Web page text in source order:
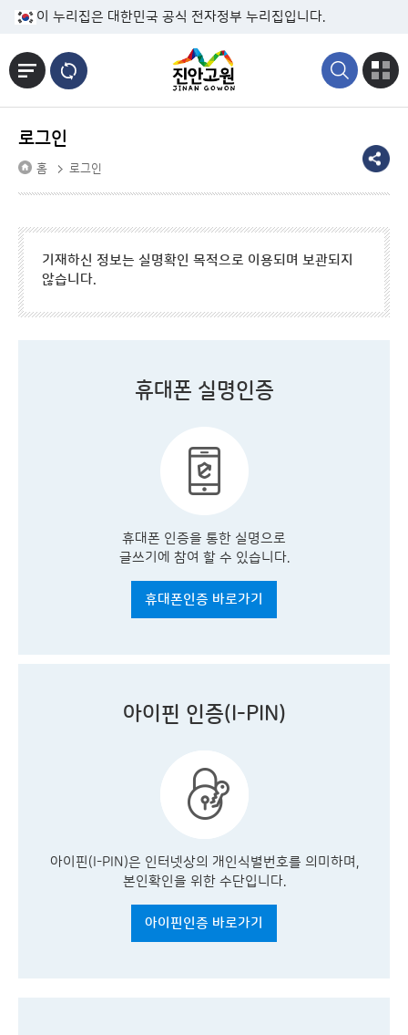
본문바로가기
이 누리집은 대한민국 공식 전자정부 누리집입니다.
로그인
홈 로그인
기재하신 정보는 실명확인 목적으로 이용되며 보관되지
않습니다.
휴대폰 실명인증
휴대폰 인증을 통한 실명으로
글쓰기에 참여 할 수 있습니다.
휴대폰인증 바로가기
아이핀 인증(I-PIN)
아이핀(I-PIN)은 인터넷상의 개인식별번호를 의미하며,
본인확인을 위한 수단입니다.
아이핀인증 바로가기